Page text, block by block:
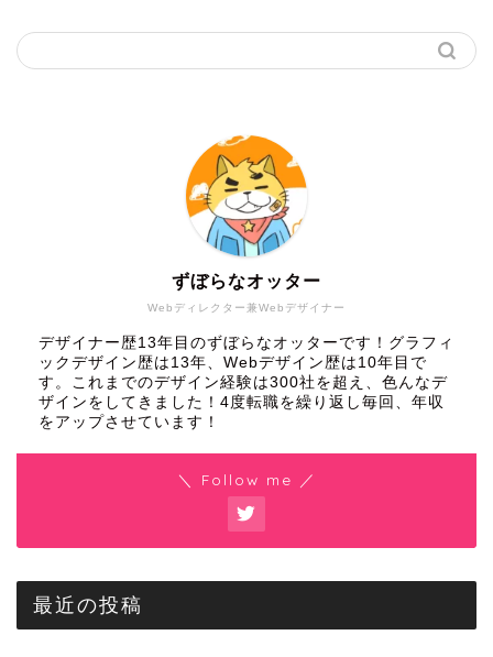
Webディレクター兼Webデザイナー
ずぼらなオッター
デザイナー歴13年目のずぼらなオッターです！グラフィ
ックデザイン歴は13年、Webデザイン歴は10年目で
す。これまでのデザイン経験は300社を超え、色んなデ
ザインをしてきました！4度転職を繰り返し毎回、年収
をアップさせています！
＼ Follow me ／
最近の投稿